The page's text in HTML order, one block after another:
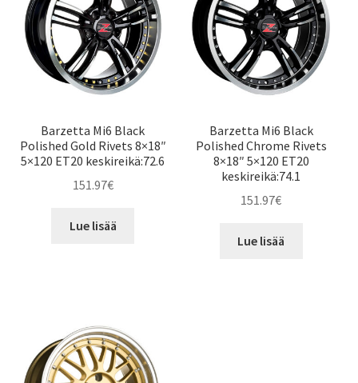
Barzetta Mi6 Black
Polished Gold Rivets 8×18″
5×120 ET20 keskireikä:72.6
151.97€
Lue lisää
Barzetta Mi6 Black
Polished Chrome Rivets
8×18″ 5×120 ET20
keskireikä:74.1
151.97€
Lue lisää